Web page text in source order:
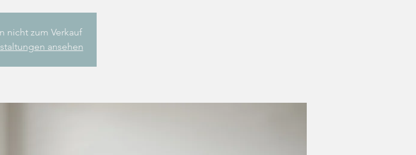
nicht zum Verkauf
ansehen